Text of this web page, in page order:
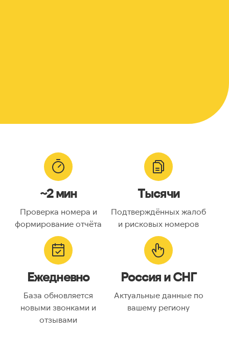
~2 мин
Проверка номера и
формирование отчёта
Тысячи
Подтверждённых жалоб
и рисковых номеров
Ежедневно
База обновляется
новыми звонками и
отзывами
Россия и СНГ
Актуальные данные по
вашему региону